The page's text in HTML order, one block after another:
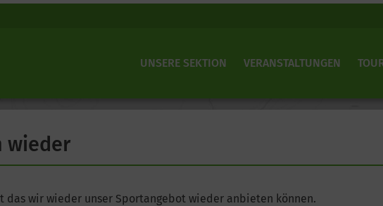
UNSERE SEKTION VERANSTALTUNGEN
wieder
das wir wieder unser Sportangebot wieder anbieten können.